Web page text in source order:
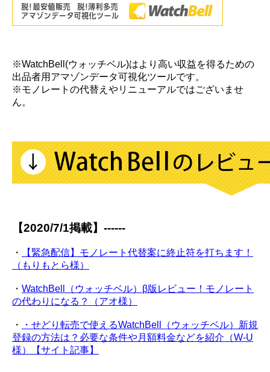
※WatchBell(ウォッチベル)はより高い収益を得るための
出品者用アマゾンデータ可視化ツールです。
※モノレートの代替えやリニューアルではございませ
ん。
【2020/7/1掲載】------
・
【緊急配信】モノレート代替案に終止符を打ちます！
（もりもとら様）
・ WatchBell（ウォッチベル）β版レビュー！モノレート
の代わりになる？（アオ様）
・
・せどり転売で使えるWatchBell（ウォッチベル）新規
登録の方法は？必要な条件や月額料金などを紹介（W-U
様）【サイト記事】